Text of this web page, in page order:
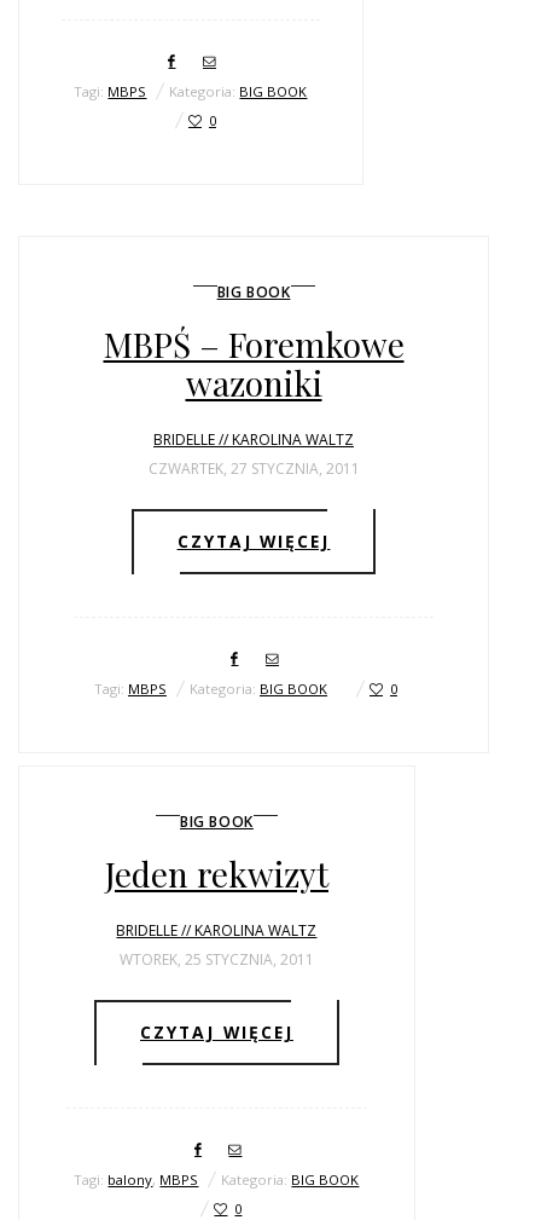
Tagi: MBPS Kategoria: BIG BOOK
0
BIG BOOK
MBPŚ – Foremkowe
wazoniki
BRIDELLE // KAROLINA WALTZ
CZWARTEK, 27 STYCZNIA, 2011
CZYTAJ WIĘCEJ
Tagi: MBPS Kategoria: BIG BOOK 0
BIG BOOK
Jeden rekwizyt
BRIDELLE // KAROLINA WALTZ
WTOREK, 25 STYCZNIA, 2011
CZYTAJ WIĘCEJ
Tagi: balony, MBPS Kategoria: BIG BOOK
0